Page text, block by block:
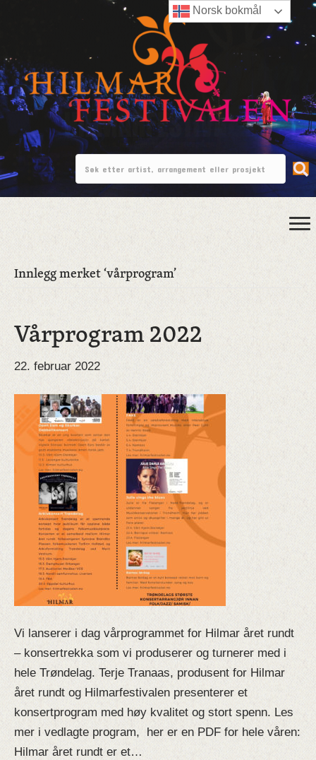
Innlegg merket ‘vårprogram’
Vårprogram 2022
22. februar 2022
Vi lanserer i dag vårprogrammet for Hilmar året rundt
– konsertrekka som vi produserer og turnerer med i
hele Trøndelag. Terje Tranaas, produsent for Hilmar
året rundt og Hilmarfestivalen presenterer et
konsertprogram med høy kvalitet og stort spenn. Les
mer i vedlagte program, her er en PDF for hele våren:
Hilmar året rundt er et…
Norsk bokmål